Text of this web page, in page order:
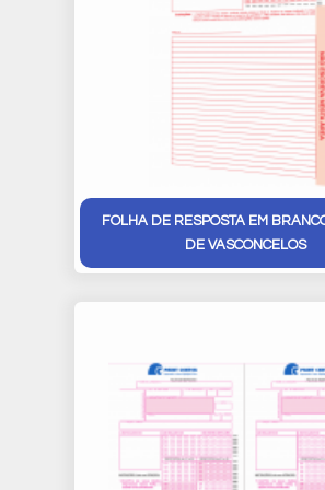
FOLHA DE RESPOSTA EM
DE VASCONCELOS